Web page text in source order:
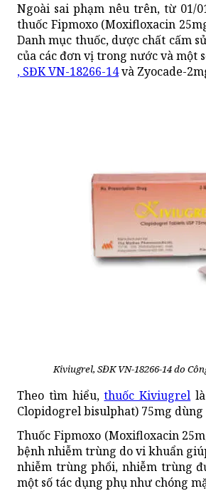
Ngoài sai phạm nêu trên, từ 01/
thuốc Fipmoxo (Moxifloxacin
Danh mục thuốc, dược chất cấm
của các đơn vị trong nước và một
, SĐK VN-18266-14và Zyocade-
Kiviugrel, SĐK VN-18266-14 do
Theo tìm hiểu,thuốc Kiviugrel
Clopidogrel bisulphat) 75mg
Thuốc Fipmoxo (Moxifloxacin
bệnh nhiễm trùng do vi khuẩn
nhiễm trùng phổi, nhiễm trùng
một số tác dụng phụ như chóng